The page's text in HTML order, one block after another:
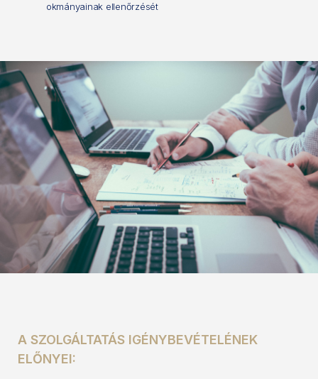
okmányainak ellenőrzését
A SZOLGÁLTATÁS IGÉNYBEVÉTELÉNEK
ELŐNYEI: